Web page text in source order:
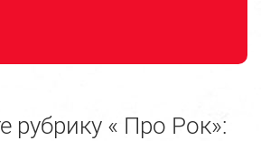
рубрику « Про Рок»: